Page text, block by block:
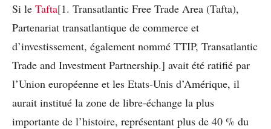
Si le Tafta[1. Transatlantic Free Trade Area (Tafta),
Partenariat transatlantique de commerce et
d’investissement, également nommé TTIP, Transatlantic
Trade and Investment Partnership.] avait été ratifié par
l’Union européenne et les Etats-Unis d’Amérique, il
aurait institué la zone de libre-échange la plus
importante de l’histoire, représentant plus de 40 % du